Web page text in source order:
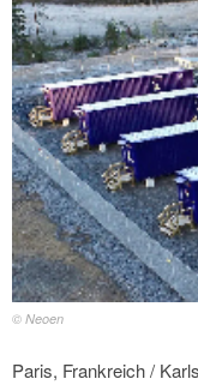
© Neoen
Paris, Frankreich /